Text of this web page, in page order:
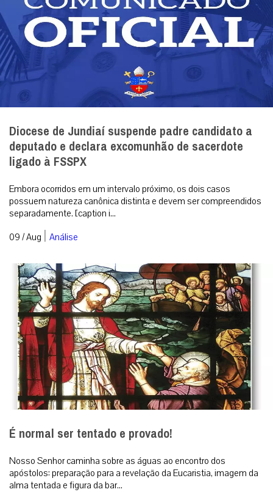
Diocese de Jundiaí suspende padre candidato a
deputado e declara excomunhão de sacerdote
ligado à FSSPX
Embora ocorridos em um intervalo próximo, os dois casos
possuem natureza canônica distinta e devem ser compreendidos
separadamente. [caption i...
09 / Aug | Análise
É normal ser tentado e provado!
Nosso Senhor caminha sobre as águas ao encontro dos
apóstolos: preparação para a revelação da Eucaristia, imagem da
alma tentada e figura da bar...